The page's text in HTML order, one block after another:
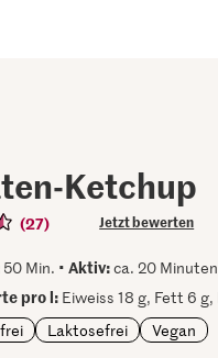
Ketchup
(27) Jetzt bewerten
50 Min. •Aktiv:ca. 20 Minuten
pro l: Eiweiss 18 g, Fett 6
Laktosefrei Vegan